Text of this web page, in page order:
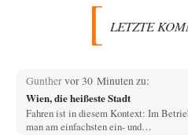
LETZTE
Gunthervor 30 Minuten zu:
Wien, die heißeste Stadt
Fahren ist in diesem Kontext: Im
man am einfachsten ein- und…